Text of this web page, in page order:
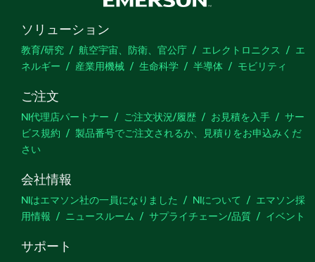
ソリューション
教育/研究 航空宇宙、防衛、官公庁 エレクトロニクス
エ
ネルギー
産業用機械 生命科学 半導体 モビリティ
ご注文
NI代理店パートナー ご注文状況/履歴 お見積を入手
サー
ビス規約
製品番号でご注文されるか、見積りをお申込みくだ
さい
会社情報
NIはエマソン社の一員になりました NIについて
エマソン採
用情報
ニュースルーム サプライチェーン/品質 イベント
サポート